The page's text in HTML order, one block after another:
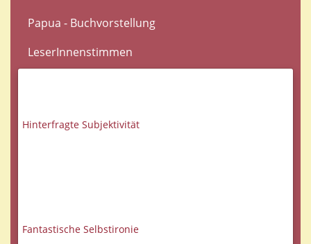
Papua - Buchvorstellung
LeserInnenstimmen
Hinterfragte Subjektivität
Fantastische Selbstironie